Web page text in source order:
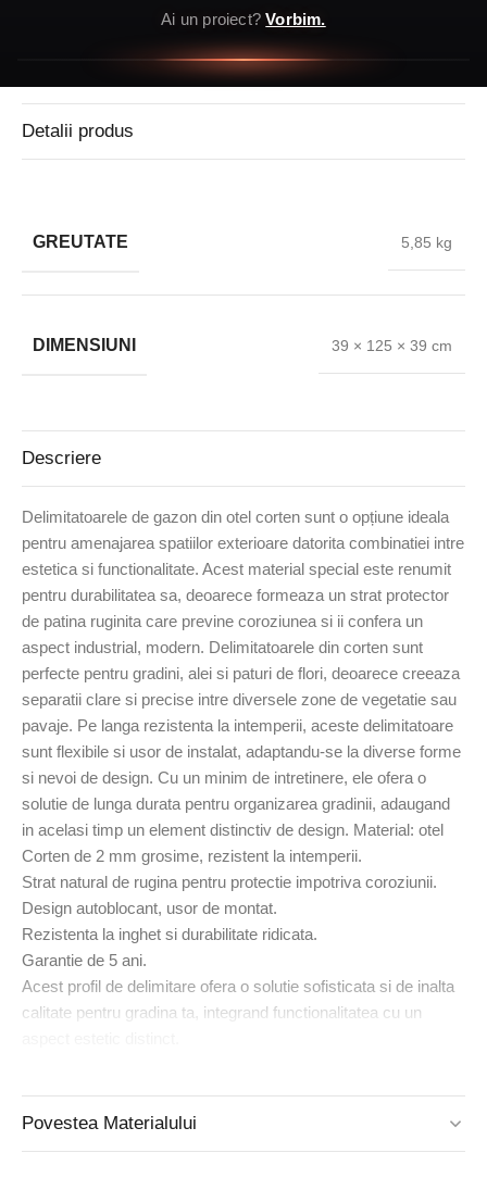
Ai un proiect?Vorbim.
Detalii produs
GREUTATE 5,85 kg
DIMENSIUNI 39 × 125 × 39 cm
Descriere
Delimitatoarele de gazon din otel corten sunt o opțiune ideala
pentru amenajarea spatiilor exterioare datorita combinatiei intre
estetica si functionalitate. Acest material special este renumit
pentru durabilitatea sa, deoarece formeaza un strat protector
de patina ruginita care previne coroziunea si ii confera un
aspect industrial, modern. Delimitatoarele din corten sunt
perfecte pentru gradini, alei si paturi de flori, deoarece creeaza
separatii clare si precise intre diversele zone de vegetatie sau
pavaje. Pe langa rezistenta la intemperii, aceste delimitatoare
sunt flexibile si usor de instalat, adaptandu-se la diverse forme
si nevoi de design. Cu un minim de intretinere, ele ofera o
solutie de lunga durata pentru organizarea gradinii, adaugand
in acelasi timp un element distinctiv de design. Material: otel
Corten de 2 mm grosime, rezistent la intemperii.
Strat natural de rugina pentru protectie impotriva coroziunii.
Design autoblocant, usor de montat.
Rezistenta la inghet si durabilitate ridicata.
Garantie de 5 ani.
Acest profil de delimitare ofera o solutie sofisticata si de inalta
calitate pentru gradina ta, integrand functionalitatea cu un
Povestea Materialului